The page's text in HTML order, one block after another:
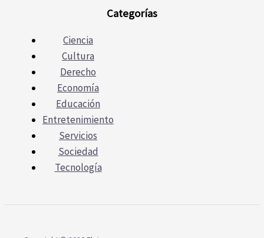
Categorías
Ciencia
Cultura
Derecho
Economía
Educación
Entretenimiento
Servicios
Sociedad
Tecnología